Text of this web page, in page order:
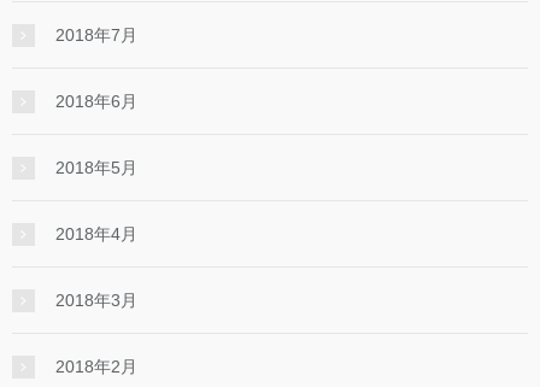
2018年7月
2018年6月
2018年5月
2018年4月
2018年3月
2018年2月